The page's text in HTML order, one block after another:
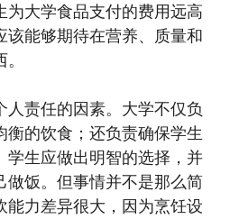
为大学食品支付的费用远高
该能够期待在营养、质量和
人责任的因素。大学不仅负
衡的饮食；还负责确保学生
学生应做出明智的选择，并
做饭。但事情并不是那么简
能力差异很大，因为烹饪设